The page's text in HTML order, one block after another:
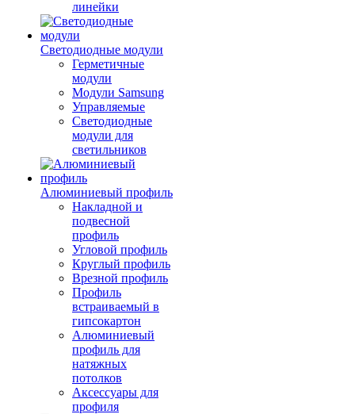
линейки
Светодиодные модули
Герметичные
модули
Модули Samsung
Управляемые
Светодиодные
модули для
светильников
Алюминиевый профиль
Накладной и
подвесной
профиль
Угловой профиль
Круглый профиль
Врезной профиль
Профиль
встраиваемый в
гипсокартон
Алюминиевый
профиль для
натяжных
потолков
Аксессуары для
профиля